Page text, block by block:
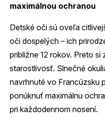
maximálnou ochranou
Detské oči sú oveľa
oči dospelých – ich
približne 12 rokov. Preto si
starostlivosť. Slnečné
navrhnuté vo Francúzsku
ponúknuť maximálnu
pri každodennom nosení.